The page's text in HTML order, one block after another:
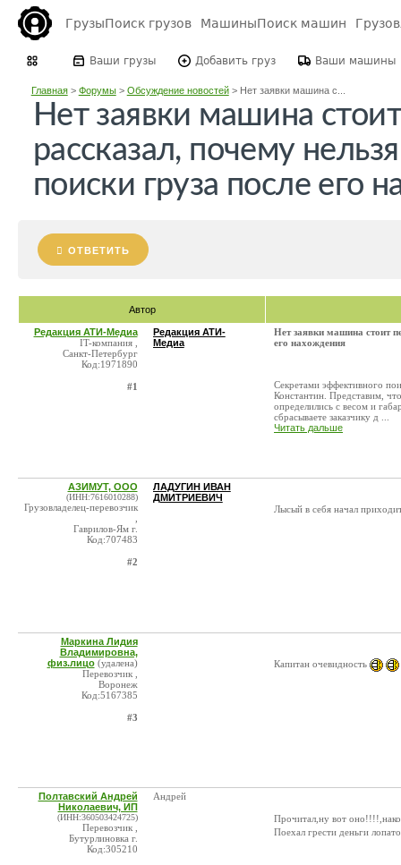
ГрузыПоиск грузов МашиныПоиск машин
Ваши грузы Добавить груз Ваши машины
Главная> Форумы> Обсуждение новостей> Нет заявки машина с...
Нет заявки машина
рассказал, почему
поиски груза после его
ОТВЕТИТЬ
Автор
Редакция АТИ-Медиа
IT-компания ,
Санкт-Петербург
Код:1971890
#1
Редакция АТИ-
Медиа
Нет заявки машина стоит
его нахождения
Секретами эффективного
Константин. Представим,
определились с весом и
сбрасываете заказчику д ...
Читать дальше
АЗИМУТ, ООО
(ИНН:7616010288)
Грузовладелец-перевозчик
Гаврилов-Ям г.
Код:707483
#2
ЛАДУГИН ИВАН
ДМИТРИЕВИЧ
Лысый в себя начал
Маркина Лидия
Владимировна,
физ.лицо (удалена)
Перевозчик ,
Воронеж
Код:5167385
#3
Капитан очевидность
Полтавский Андрей
Николаевич, ИП
(ИНН:360503424725)
Перевозчик ,
Бутурлиновка г.
Код:305210
Андрей
Прочитал,ну вот
Поехал грести деньги